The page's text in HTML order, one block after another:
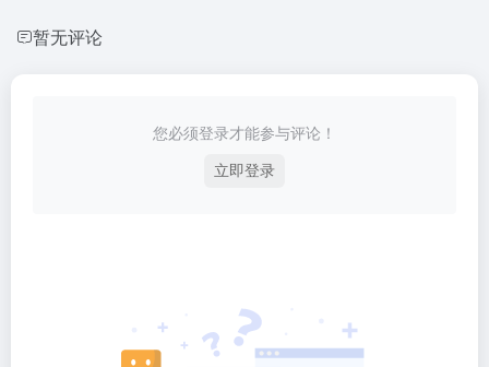
暂无评论
您必须登录才能参与评论！
立即登录